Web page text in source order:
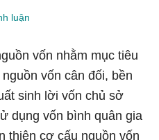
luận
vốn nhằm mục tiêu
vốn cân đối, bền
sinh lời vốn chủ sở
dụng vốn bình quân gia
thiện cơ cấu nguồn vốn